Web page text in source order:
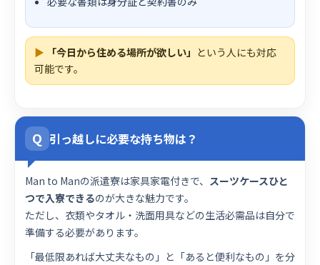
▶ 「今日から住める場所が欲しい」 という人にも対応
可能です。
Q 引っ越しに必要な持ち物は？
Man to Manの派遣寮は家具家電付きで、 スーツケースひと
つで入寮できるのが大きな魅力です。
ただし、衣類やタオル・洗面用具などの生活必需品は自分で
準備する必要があります。
「最低限あれば大丈夫なもの」と「あると便利なもの」を分